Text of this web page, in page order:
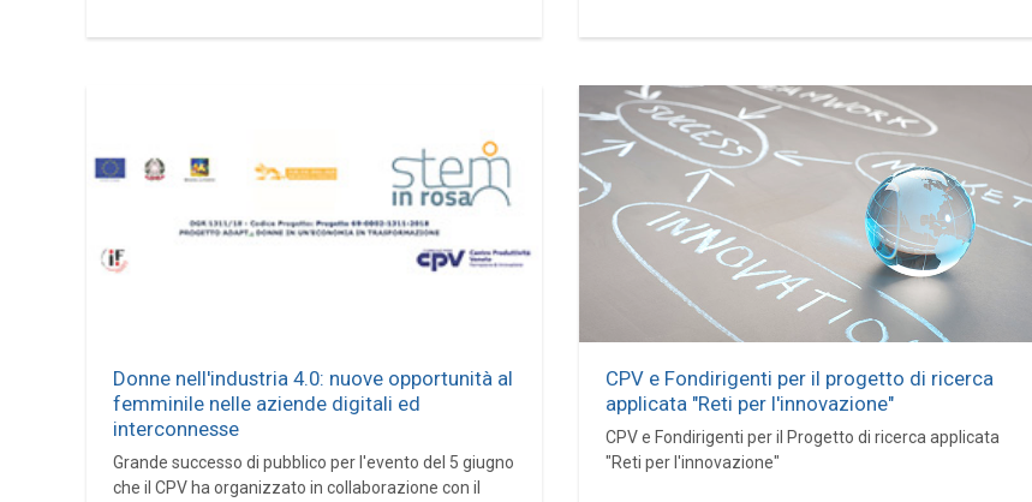
Donne nell'industria 4.0: nuove opportunità al
femminile nelle aziende digitali ed
interconnesse
Grande successo di pubblico per l'evento del 5 giugno
che il CPV ha organizzato in collaborazione con il
CPV e Fondirigenti per il progetto di ricerca
applicata "Reti per l'innovazione"
CPV e Fondirigenti per il Progetto di ricerca applicata
"Reti per l'innovazione"